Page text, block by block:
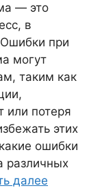
— это
в
при
могут
таким как
или потеря
этих
ошибки
различных
далее